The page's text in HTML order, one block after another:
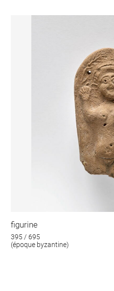
figurine
395 / 695
(époque byzantine)